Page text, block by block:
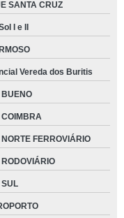
SANTA CRUZ
I e II
Vereda dos Buritis
COIMBRA
FERROVIÁRIO